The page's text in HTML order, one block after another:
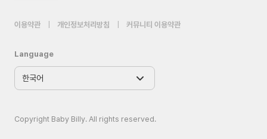
이용약관 개인정보처리방침 커뮤니티 이용약관
Language
Copyright Baby Billy. All rights reserved.